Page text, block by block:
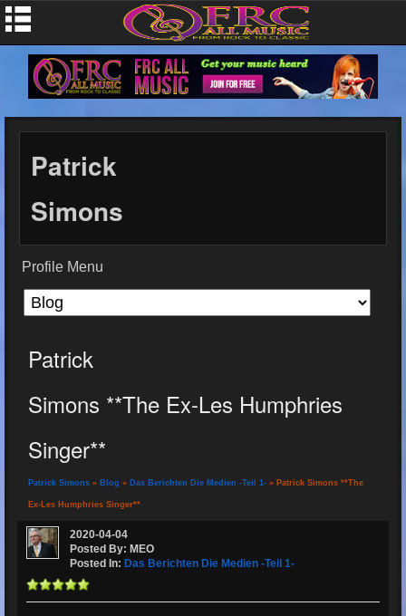
Patrick
Simons
Profile Menu
Patrick
Simons **The Ex-Les Humphries
Singer**
Patrick Simons » Blog » Das Berichten Die Medien -Teil 1- » Patrick Simons **The
Ex-Les Humphries Singer**
2020-04-04
Posted By: MEO
Posted In: Das Berichten Die Medien -Teil 1-